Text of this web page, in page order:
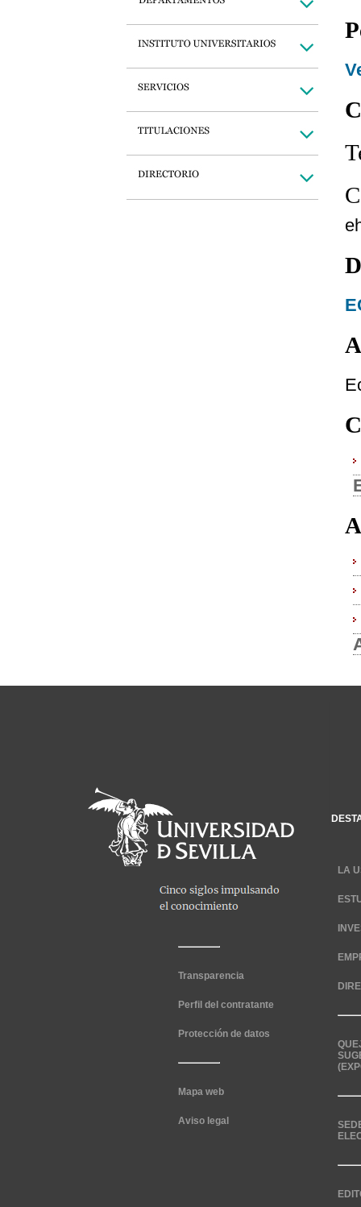
Transparencia
Perfil del contratante
Protección de datos
Mapa web
Aviso legal
LA